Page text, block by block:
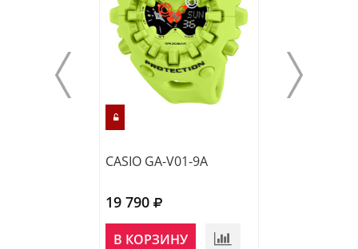
CASIO GA-V01-9A
19 790
В КОРЗИНУ